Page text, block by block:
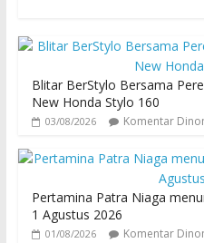
Blitar BerStylo Bersama
New Honda Stylo 160
03/08/2026 Komentar
Pertamina Patra Niaga
1 Agustus 2026
01/08/2026 Komentar